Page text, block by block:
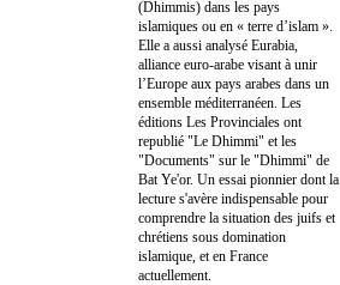
(Dhimmis) dans les pays
islamiques ou en « terre d’islam ».
Elle a aussi analysé Eurabia,
alliance euro-arabe visant à unir
l’Europe aux pays arabes dans un
ensemble méditerranéen. Les
éditions Les Provinciales ont
republié "Le Dhimmi" et les
"Documents" sur le "Dhimmi" de
Bat Ye'or. Un essai pionnier dont la
lecture s'avère indispensable pour
comprendre la situation des juifs et
chrétiens sous domination
islamique, et en France
actuellement.